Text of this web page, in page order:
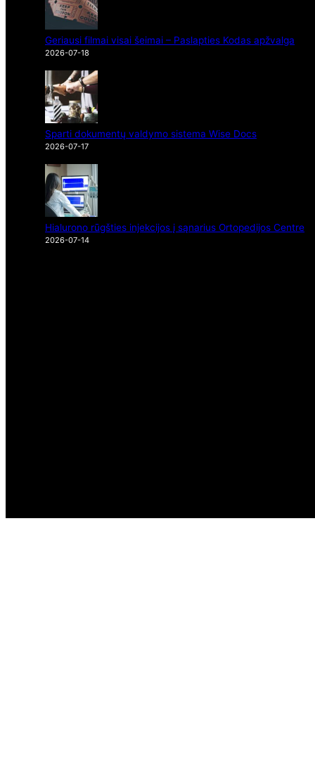
Geriausi filmai visai šeimai – Paslapties Kodas apžvalga
2026-07-18
Sparti dokumentų valdymo sistema Wise Docs
2026-07-17
Hialurono rūgšties injekcijos į sąnarius Ortopedijos Centre
2026-07-14